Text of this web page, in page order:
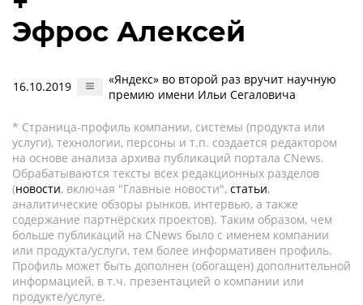
Эфрос Алексей
16.10.2019
«Яндекс» во второй раз вручит научную
премию имени Ильи Сегаловича
* Страница-профиль компании, системы (продукта или
услуги), технологии, персоны и т.п. создается редактором
на основе анализа архива публикаций портала CNews.
Обрабатываются тексты всех редакционных разделов
(новости, включая "Главные новости", статьи,
аналитические обзоры рынков, интервью, а также
содержание партнёрских проектов). Таким образом, чем
больше публикаций на CNews было с именем компании
или продукта/услуги, тем более информативен профиль.
Профиль может быть дополнен (обогащен) дополнительной
информацией, в т.ч. презентацией о компании или
продукте/услуге.